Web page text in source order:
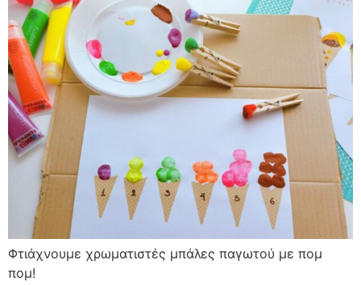
Φτιάχνουμε χρωματιστές μπάλες παγωτού με πομ
πομ!